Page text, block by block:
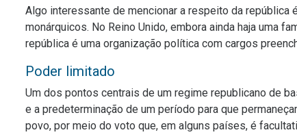
Algo interessante de mencionar a respeito da
monárquicos. No Reino Unido, embora ainda haja uma
república é uma organização política com cargos
Poder limitado
Um dos pontos centrais de um regime republicano de
e a predeterminação de um período para que
povo, por meio do voto que, em alguns países, é